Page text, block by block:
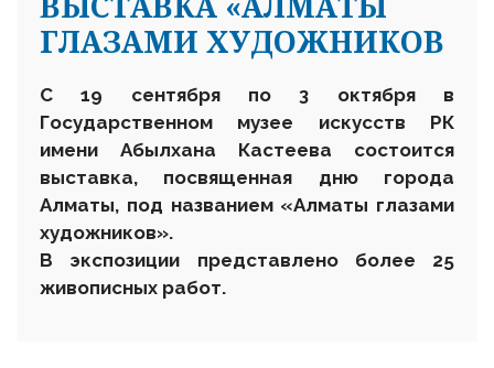
ГЛАЗАМИ ХУДОЖНИКОВ
С 19 сентября по 3 октября в
Государственном музее искусств РК
имени Абылхана Кастеева состоится
выставка, посвященная дню города
Алматы, под названием «Алматы глазами
художников».
В экспозиции представлено более 25
живописных работ.